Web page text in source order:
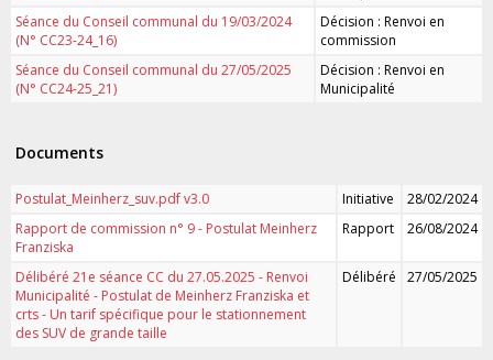
Séance du Conseil communal du 19/03/2024
(N° CC23-24_16)
Décision : Renvoi en
commission
Séance du Conseil communal du 27/05/2025
(N° CC24-25_21)
Décision : Renvoi en
Municipalité
Documents
Postulat_Meinherz_suv.pdf v3.0 Initiative
28/02/2024
Rapport de commission n° 9 - Postulat Meinherz
Franziska
Rapport 26/08/2024
Délibéré 21e séance CC du 27.05.2025 - Renvoi
Municipalité - Postulat de Meinherz Franziska et
crts - Un tarif spécifique pour le stationnement
des SUV de grande taille
Délibéré 27/05/2025